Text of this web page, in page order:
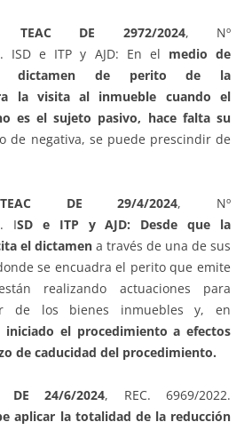
TEAC DE 2972/2024, Nº
ISD e ITP y AJD: En el medio de
dictamen de perito de la
la visita al inmueble cuando el
es el sujeto pasivo, hace falta su
de negativa, se puede prescindir de
TEAC DE 29/4/2024, Nº
ISD e ITP y AJD: Desde que la
el dictamen a través de una de sus
se encuadra el perito que emite
realizando actuaciones para
de los bienes inmuebles y, en
iniciado el procedimiento a efectos
de caducidad del procedimiento.
DE 24/6/2024, REC. 6969/2022.
aplicar la totalidad de la reducción